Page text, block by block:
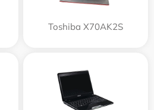
Toshiba X70AK2S